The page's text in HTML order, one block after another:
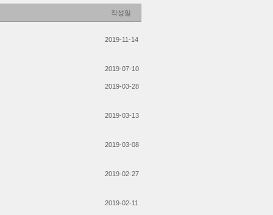
작성일
2019-11-14
2019-07-10
2019-03-28
2019-03-13
2019-03-08
2019-02-27
2019-02-11